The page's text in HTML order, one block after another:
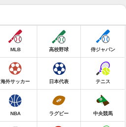
MLB 高校野球 侍ジャパン
海外サッカー 日本代表 テニス
NBA ラグビー 中央競馬